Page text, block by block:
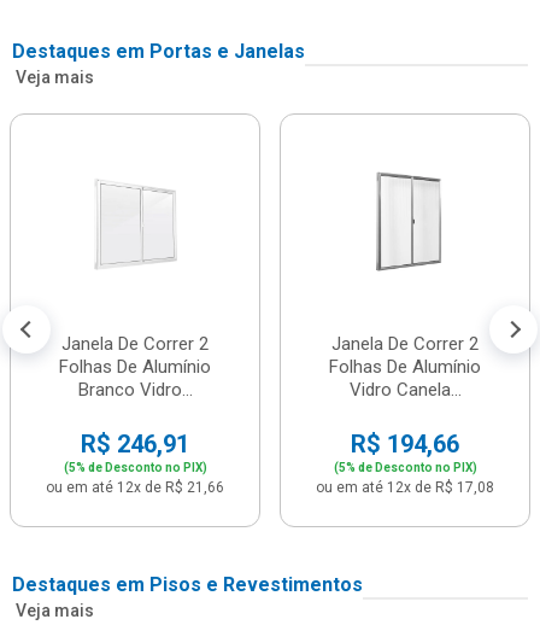
Destaques em Portas e Janelas
Veja mais
Janela De Correr 2
Folhas De Alumínio
Branco Vidro...
R$ 246,91
(5% de Desconto no PIX)
ou em até 12x de R$ 21,66
Janela De Correr 2
Folhas De Alumínio
Vidro Canela...
R$ 194,66
(5% de Desconto no PIX)
ou em até 12x de R$ 17,08
Destaques em Pisos e Revestimentos
Veja mais